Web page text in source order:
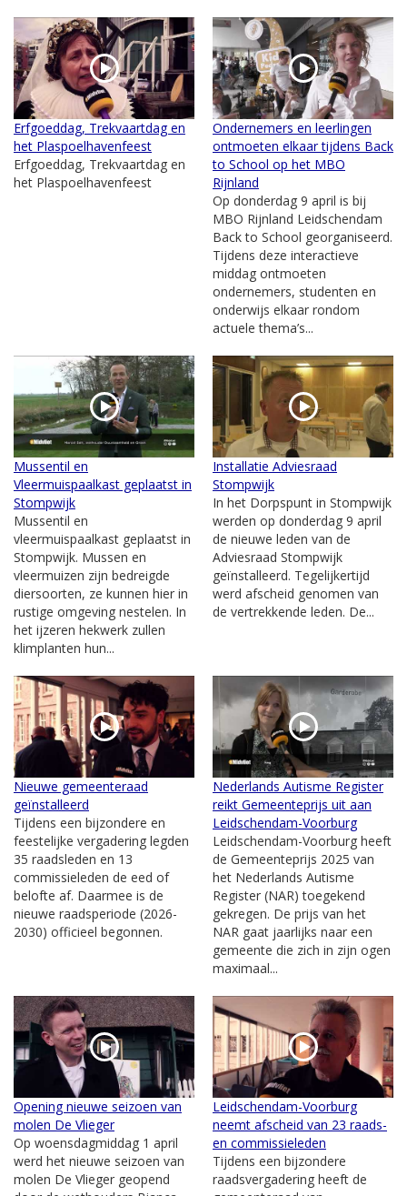
Erfgoeddag, Trekvaartdag en
het Plaspoelhavenfeest
Erfgoeddag, Trekvaartdag en
het Plaspoelhavenfeest
Ondernemers en leerlingen
ontmoeten elkaar tijdens Back
to School op het MBO
Rijnland
Op donderdag 9 april is bij
MBO Rijnland Leidschendam
Back to School georganiseerd.
Tijdens deze interactieve
middag ontmoeten
ondernemers, studenten en
onderwijs elkaar rondom
actuele thema’s...
Mussentil en
Vleermuispaalkast geplaatst in
Stompwijk
Mussentil en
vleermuispaalkast geplaatst in
Stompwijk. Mussen en
vleermuizen zijn bedreigde
diersoorten, ze kunnen hier in
rustige omgeving nestelen. In
het ijzeren hekwerk zullen
klimplanten hun...
Installatie Adviesraad
Stompwijk
In het Dorpspunt in Stompwijk
werden op donderdag 9 april
de nieuwe leden van de
Adviesraad Stompwijk
geïnstalleerd. Tegelijkertijd
werd afscheid genomen van
de vertrekkende leden. De...
Nieuwe gemeenteraad
geïnstalleerd
Tijdens een bijzondere en
feestelijke vergadering legden
35 raadsleden en 13
commissieleden de eed of
belofte af. Daarmee is de
nieuwe raadsperiode (2026-
2030) officieel begonnen.
Nederlands Autisme Register
reikt Gemeenteprijs uit aan
Leidschendam-Voorburg
Leidschendam-Voorburg heeft
de Gemeenteprijs 2025 van
het Nederlands Autisme
Register (NAR) toegekend
gekregen. De prijs van het
NAR gaat jaarlijks naar een
gemeente die zich in zijn ogen
maximaal...
Opening nieuwe seizoen van
molen De Vlieger
Op woensdagmiddag 1 april
werd het nieuwe seizoen van
molen De Vlieger geopend
Leidschendam-Voorburg
neemt afscheid van 23 raads-
en commissieleden
Tijdens een bijzondere
raadsvergadering heeft de